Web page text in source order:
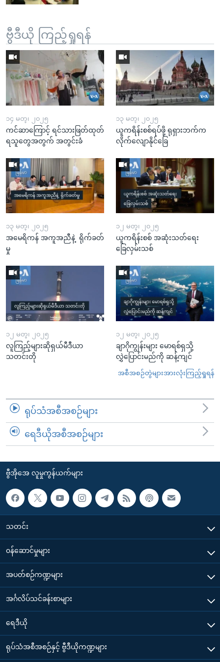
ဗွီဒီယို ကြည့်ရှုရန်
၁၄ မတ္၊ ၂၀၂၅
ကင်ဆာကြောင့် ရင်သားဖြတ်ထုတ်
ရသူတွေအတွက် အတွင်းခံ
၁၃ မတ္၊ ၂၀၂၅
ယူကရိန်းစစ်ရပ်ဖို့ ရုရှားဘက်က
လိုက်လျောနိုင်ခြေ
၁၃ မတ္၊ ၂၀၂၅
အမေရိကန် အကူအညီနဲ့ ရိုက်ခတ်
မှု
၁၂ မတ္၊ ၂၀၂၅
ယူကရိန်းစစ် အဆုံးသတ်ရေး
ခြေလှမ်းသစ်
၁၂ မတ္၊ ၂၀၂၅
လူကြည့်များဆိုရှယ်မီဒီယာ
သတင်းတို
၁၂ မတ္၊ ၂၀၂၅
ချာဂိုကျွန်းများ မောရစ်ရှသို့
လွှဲပြောင်းမည်ကို ဆန့်ကျင်
အစီအစဉ်တွဲများအားလုံးကြည့်ရှုရန်
ရုပ်သံအစီအစဉ်များ
ရေဒီယိုအစီအစဉ်များ
ဗွီအိုအေ လူမှုကွန်ယက်များ
သတင်း
၀န်ဆောင်မှုများ
အပတ်စဉ်ကဏ္ဍများ
အင်္ဂလိပ်သင်ခန်းစာများ
ရေဒီယို
ရုပ်သံအစီအစဉ်နှင့် ဗွီဒီယိုကဏ္ဍများ